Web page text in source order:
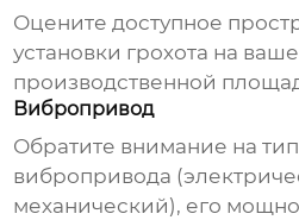
Оцените доступное
установки грохота на
производственной
Вибропривод
Обратите внимание на
вибропривода
механический), его